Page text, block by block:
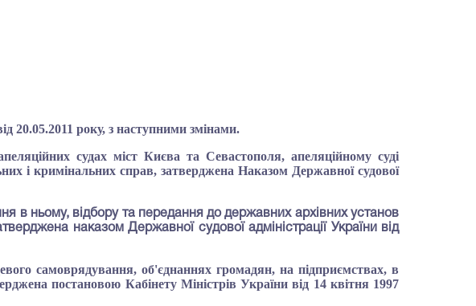
20.05.2011 року, з наступними змінами.
судах міст Києва та Севастополя, апеляційному суді
і кримінальних справ, затверджена Наказом Державної судової
в ньому, відбору та передання до державних архівних установ
наказом Державної судової адміністрації України від
самоврядування, об'єднаннях громадян, на підприємствах, в
постановою Кабінету Міністрів України від 14 квітня 1997